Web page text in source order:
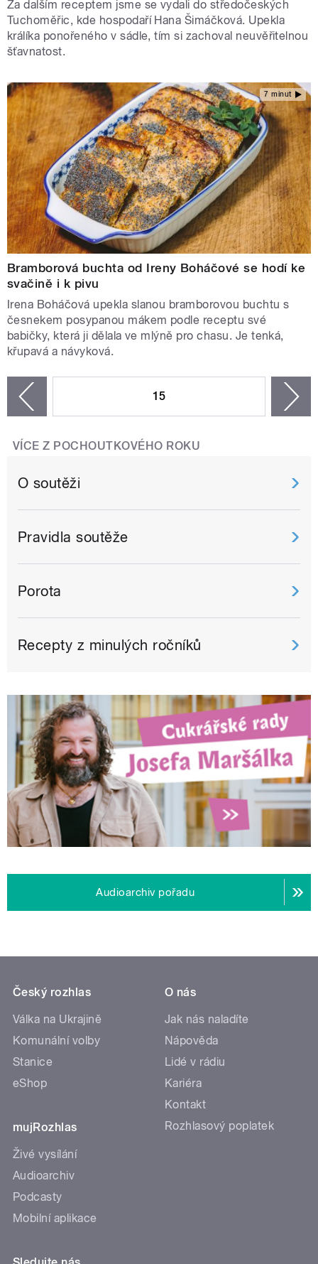
Za dalším receptem jsme se vydali do středočeských
Tuchoměřic, kde hospodaří Hana Šimáčková. Upekla
králíka ponořeného v sádle, tím si zachoval neuvěřitelnou
šťavnatost.
7 minut
Bramborová buchta od Ireny Boháčové se hodí ke
svačině i k pivu
Irena Boháčová upekla slanou bramborovou buchtu s
česnekem posypanou mákem podle receptu své
babičky, která ji dělala ve mlýně pro chasu. Je tenká,
křupavá a návyková.
15
VÍCE Z POCHOUTKOVÉHO ROKU
O soutěži
Pravidla soutěže
Porota
Recepty z minulých ročníků
Audioarchiv pořadu
Český rozhlas
Válka na Ukrajině
Komunální volby
Stanice
eShop
mujRozhlas
Živé vysílání
Audioarchiv
Podcasty
Mobilní aplikace
O nás
Jak nás naladíte
Nápověda
Lidé v rádiu
Kariéra
Kontakt
Rozhlasový poplatek